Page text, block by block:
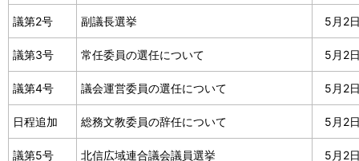
議第2号 副議長選挙 5月2
議第3号 常任委員の選任について 5月2
議第4号 議会運営委員の選任について 5月2
日程追加 総務文教委員の辞任について 5月2
議第5号 北信広域連合議会議員選挙 5月2